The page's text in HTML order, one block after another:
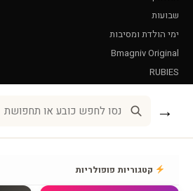
שבועות
ימי הולדת ומסיבות
Bmagniv Original
RUBIES
→
קטגוריות פופולריות